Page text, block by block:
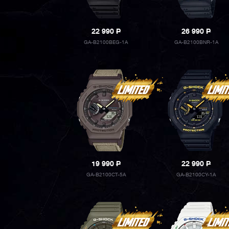
22 990P
GA-B2100BEG-1A
26 990P
GA-B2100BNR-1A
19 990P
GA-B2100CT-5A
22 990P
GA-B2100CY-1A